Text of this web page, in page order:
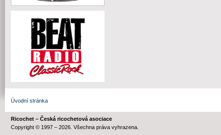
Úvodní stránka
Ricochet – Česká ricochetová asociace
Copyright © 1997 – 2026. Všechna práva vyhrazena.